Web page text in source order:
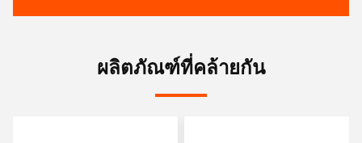
ผลิตภัณฑ์ที่คล้ายกัน